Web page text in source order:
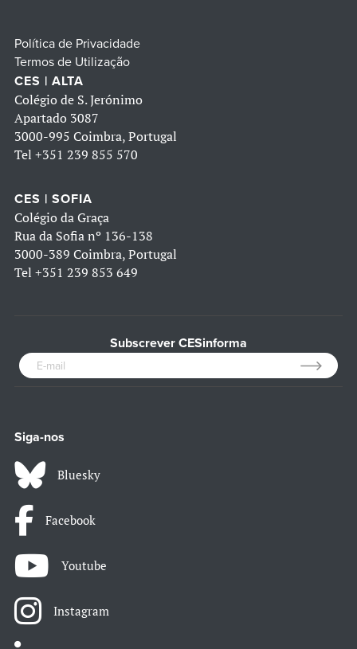
Política de Privacidade
Termos de Utilização
CES | ALTA
Colégio de S. Jerónimo
Apartado 3087
3000-995 Coimbra, Portugal
Tel +351 239 855 570
CES | SOFIA
Colégio da Graça
Rua da Sofia nº 136-138
3000-389 Coimbra, Portugal
Tel +351 239 853 649
Subscrever CESinforma
Siga-nos
Bluesky
Facebook
Youtube
Instagram